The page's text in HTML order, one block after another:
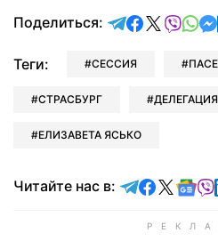
Поделиться: отправить в
Теги: СЕССИЯ ПАСЕ
СТРАСБУРГ ДЕЛЕГАЦИЯ
ЕЛИЗАВЕТА ЯСЬКО
Читайте нас в: Читайте в
Читайте